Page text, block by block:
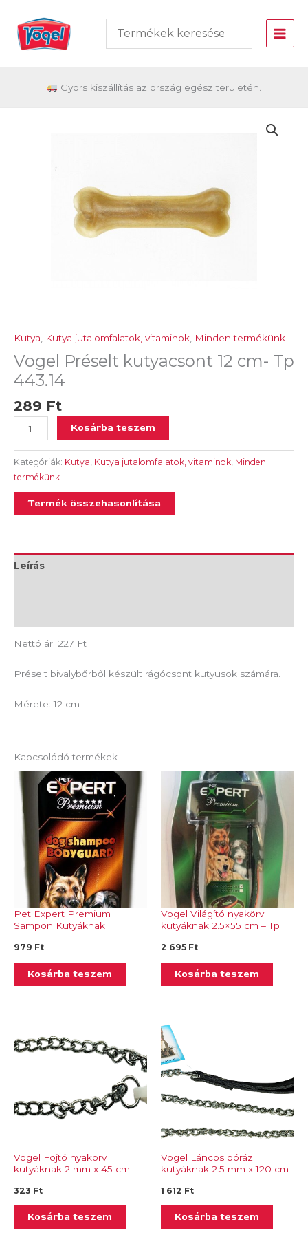
content
Gyors kiszállítás az ország egész területén.
Kutya Kutya jutalomfalatok, vitaminok Minden termékünk
Vogel Préselt kutyacsont 12 cm- Tp
443.14
289 Ft
Kosárba teszem
Kategóriák: Kutya, Kutya jutalomfalatok, vitaminok, Minden
termékünk
Termék összehasonlítása
Leírás
Nettó ár: 227 Ft
Préselt bivalybőrből készült rágócsont kutyusok számára.
Mérete: 12 cm
Kapcsolódó termékek
Pet Expert Premium
Sampon Kutyáknak
979 Ft
Kosárba teszem
Vogel Világító nyakörv
kutyáknak 2.5×55 cm – Tp
2 695 Ft
Kosárba teszem
Vogel Fojtó nyakörv
kutyáknak 2 mm x 45 cm –
323 Ft
Kosárba teszem
Vogel Láncos póráz
kutyáknak 2.5 mm x 120 cm
1 612 Ft
Kosárba teszem